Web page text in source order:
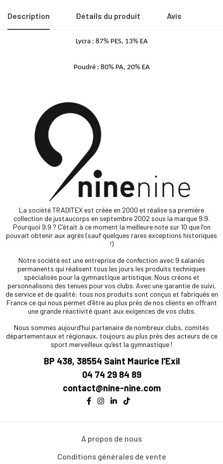
Description Détails du produit Avis
Lycra : 87% PES, 13% EA
Poudré : 80% PA, 20% EA
La société TRADITEX est créée en 2000 et réalise sa première
collection de justaucorps en septembre 2002 sous la marque 9.9.
Pourquoi 9.9 ? C’était à ce moment la meilleure note sur 10 que l’on
pouvait obtenir aux agrès (sauf quelques rares exceptions historiques
!)
Notre société est une entreprise de confection avec 9 salariés
permanents qui réalisent tous les jours les produits techniques
spécialisés pour la gymnastique artistique. Nous créons et
personnalisons des tenues pour vos clubs. Avec une garantie de suivi,
de service et de qualité: tous nos produits sont conçus et fabriqués en
France ce qui nous permet d'être au plus près de nos clients en offrant
une grande réactivité quant aux exigences de vos clubs.
Nous sommes aujourd’hui partenaire de nombreux clubs, comités
départementaux et régionaux, toujours au plus près des acteurs de ce
sport merveilleux qu’est la gymnastique !
BP 438, 38554 Saint Maurice l'Exil
04 74 29 84 89
contact@nine-nine.com
A propos de nous
Conditions générales de vente